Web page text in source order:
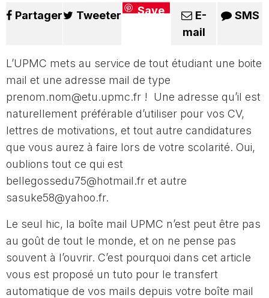
Partager Tweeter Save
E-
mail
SMS
L’UPMC mets au service de tout étudiant une boite
mail et une adresse mail de type
prenom.nom@etu.upmc.fr ! Une adresse qu’il est
naturellement préférable d’utiliser pour vos CV,
lettres de motivations, et tout autre candidatures
que vous aurez à faire lors de votre scolarité. Oui,
oublions tout ce qui est
bellegossedu75@hotmail.fr et autre
sasuke58@yahoo.fr.
Le seul hic, la boîte mail UPMC n’est peut être pas
au goût de tout le monde, et on ne pense pas
souvent à l’ouvrir. C’est pourquoi dans cet article
vous est proposé un tuto pour le transfert
automatique de vos mails depuis votre boîte mail